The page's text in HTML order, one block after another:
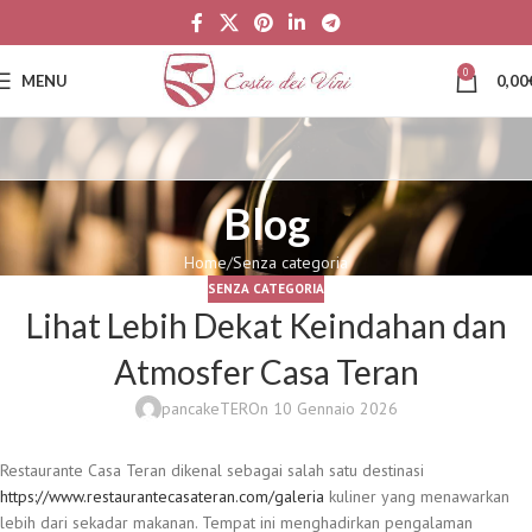
MENU 0 0,00
Blog
Home Senza categoria
SENZA CATEGORIA
Lihat Lebih Dekat Keindahan dan
Atmosfer Casa Teran
pancakeTEROn 10 Gennaio 2026
Restaurante Casa Teran dikenal sebagai salah satu destinasi
https://www.restaurantecasateran.com/galeria kuliner yang menawarkan
lebih dari sekadar makanan. Tempat ini menghadirkan pengalaman